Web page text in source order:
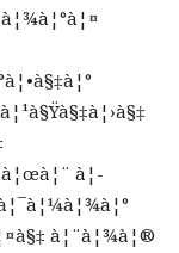
à¦­
à¦¨à¦¾à¦®